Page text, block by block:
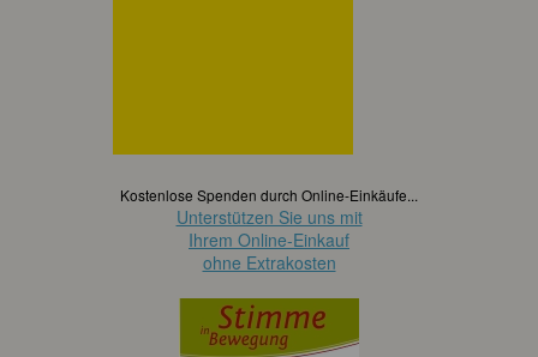
Kostenlose Spenden durch Online-Einkäufe...
Unterstützen Sie uns mit
Ihrem Online-Einkauf
ohne Extrakosten